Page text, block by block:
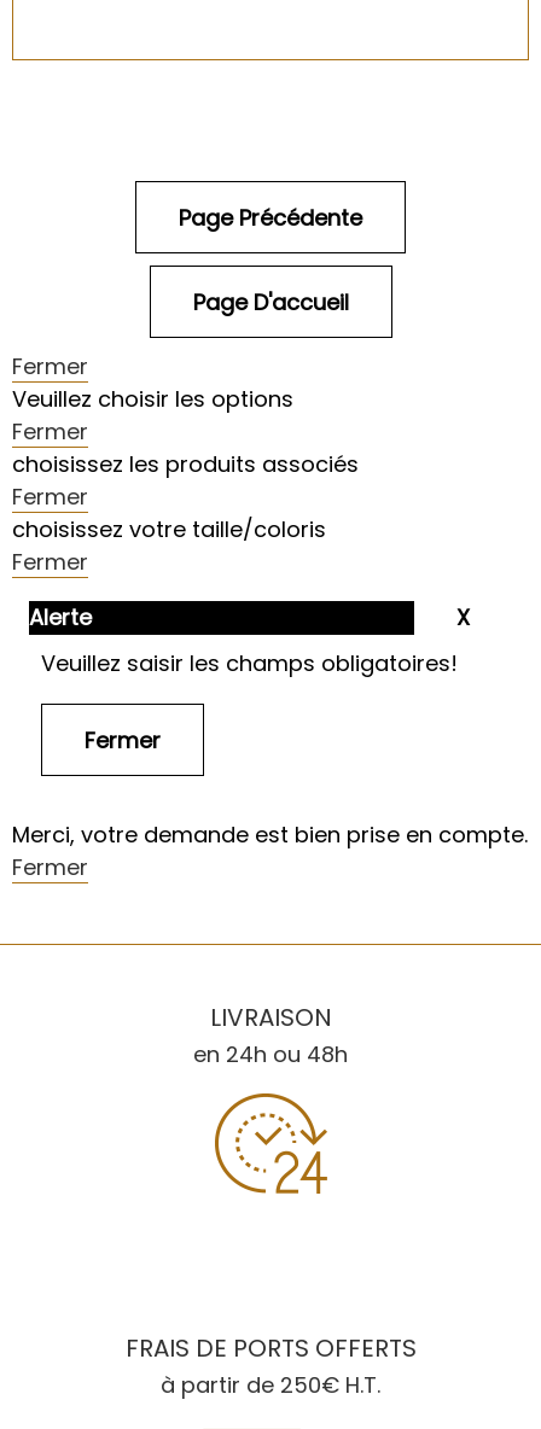
Fermer
Veuillez choisir les options
Fermer
choisissez les produits associés
Fermer
choisissez votre taille/coloris
Fermer
Alerte
Veuillez saisir les champs obligatoires!
Merci, votre demande est bien prise en compte.
Fermer
LIVRAISON
en 24h ou 48h
FRAIS DE PORTS OFFERTS
à partir de 250€ H.T.